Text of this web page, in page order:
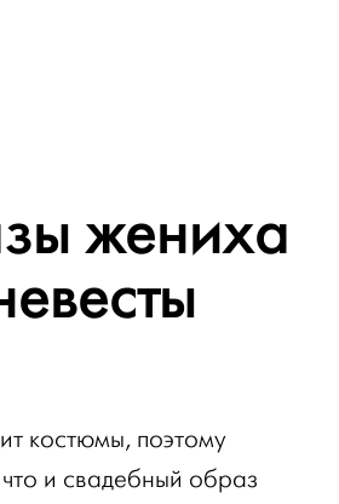
жениха
костюмы, поэтому
и свадебный образ